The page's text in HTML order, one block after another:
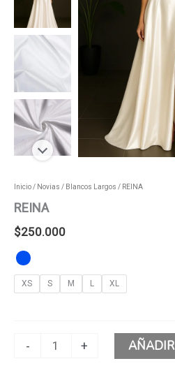
Inicio/ Novias / Blancos Largos / REINA
REINA
$250.000
XS S M L XL
- + AÑADIR